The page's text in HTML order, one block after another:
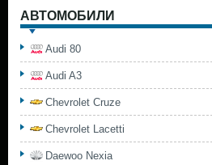
АВТОМОБИЛИ
Audi 80
Audi A3
Chevrolet Cruze
Chevrolet Lacetti
Daewoo Nexia